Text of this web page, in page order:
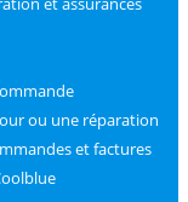
ou une réparation
et factures